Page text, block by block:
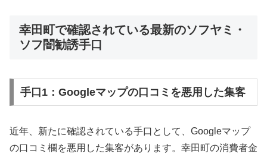
幸田町で確認されている最新のソフヤミ・
ソフ闇勧誘手口
手口1：Googleマップの口コミを悪用した集客
近年、新たに確認されている手口として、Googleマップ
の口コミ欄を悪用した集客があります。幸田町の消費者金